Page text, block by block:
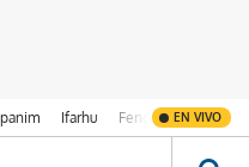
Ifarhu Fenómeno de El
EN VIVO